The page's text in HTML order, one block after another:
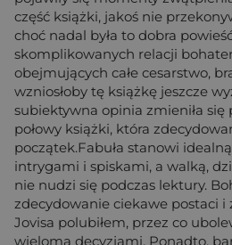
część książki, jakoś nie
choć nadal była to dobra
skomplikowanych relacji
obejmujących całe cesarstwo,
wzniosłoby tę książkę jeszcze
subiektywna opinia zmieniła
połowy książki, która
początek.Fabuła stanowi
intrygami i spiskami, a walką,
nie nudzi się podczas lektury.
zdecydowanie ciekawe postaci i
Jovisa polubiłem, przez co
wieloma decyzjami. Ponadto,